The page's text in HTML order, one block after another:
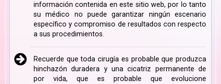
información contenida en este sitio web, por lo tanto
su médico no puede garantizar ningún escenario
específico y compromiso de resultados con respecto
a sus procedimientos.
Recuerde que toda cirugía es probable que produzca
hinchazón duradera y una cicatriz permanente de
por vida, que es probable que evolucione